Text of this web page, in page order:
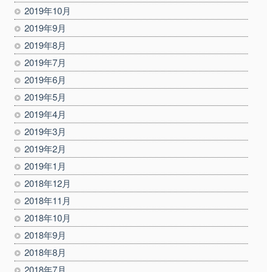
2019年10月
2019年9月
2019年8月
2019年7月
2019年6月
2019年5月
2019年4月
2019年3月
2019年2月
2019年1月
2018年12月
2018年11月
2018年10月
2018年9月
2018年8月
2018年7月